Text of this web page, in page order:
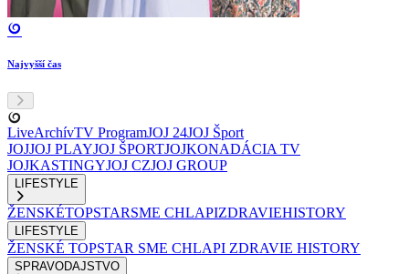
Najvyšší čas
LiveArchívTV ProgramJOJ 24JOJ Šport
JOJJOJ PLAYJOJ ŠPORTJOJKONADÁCIA TV
JOJKASTINGYJOJ CZJOJ GROUP
LIFESTYLE
ŽENSKÉTOPSTARSME CHLAPIZDRAVIEHISTORY
LIFESTYLE
ŽENSKÉ TOPSTAR SME CHLAPI ZDRAVIE HISTORY
SPRAVODAJSTVO